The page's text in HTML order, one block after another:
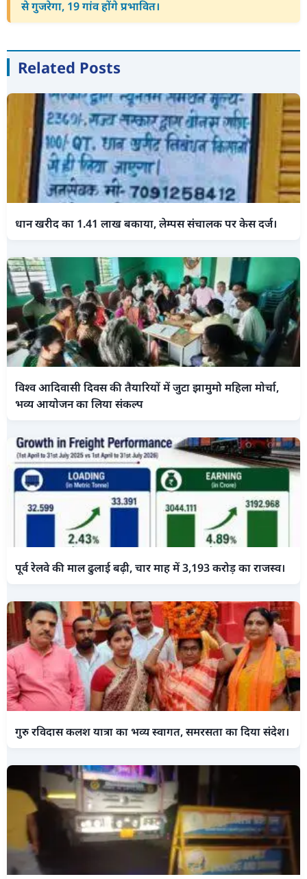
से गुजरेगा, 19 गांव होंगे प्रभावित।
Related Posts
धान खरीद का 1.41 लाख बकाया, लेम्पस संचालक पर केस दर्ज।
विश्व आदिवासी दिवस की तैयारियों में जुटा झामुमो महिला मोर्चा,
भव्य आयोजन का लिया संकल्प
पूर्व रेलवे की माल ढुलाई बढ़ी, चार माह में 3,193 करोड़ का राजस्व।
गुरु रविदास कलश यात्रा का भव्य स्वागत, समरसता का दिया संदेश।